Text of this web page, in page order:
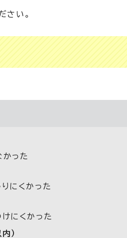
さい。
った
にくかった
けにくかった
）